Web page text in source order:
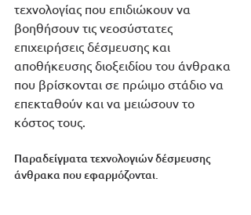
τεχνολογίας που επιδιώκουν να
βοηθήσουν τις νεοσύστατες
επιχειρήσεις δέσμευσης και
αποθήκευσης διοξειδίου του άνθρακα
που βρίσκονται σε πρώιμο στάδιο να
επεκταθούν και να μειώσουν το
κόστος τους.
Παραδείγματα τεχνολογιών δέσμευσης
άνθρακα που εφαρμόζονται.